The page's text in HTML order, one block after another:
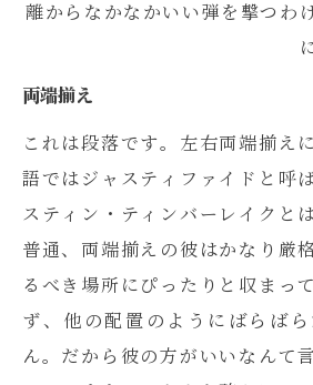
離からなかなかいい弾を撃つわ
両端揃え
これは段落です。左右両端揃え
語ではジャスティファイドと呼
スティン・ティンバーレイクと
普通、両端揃えの彼はかなり厳
るべき場所にぴったりと収まっ
ず、他の配置のようにばらば
ん。だから彼の方がいいなんて